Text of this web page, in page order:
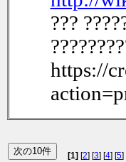
???
https://
[1] [2] [3] [4] [5]